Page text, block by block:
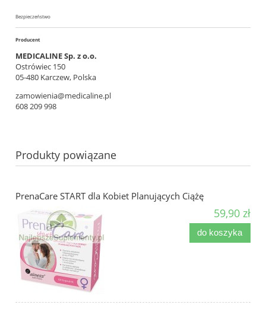
Bezpieczeństwo
Producent
MEDICALINE Sp. z o.o.
Ostrówiec 150
05-480 Karczew, Polska
zamowienia@medicaline.pl
608 209 998
Produkty powiązane
PrenaCare START dla Kobiet Planujących Ciążę
59,90 zł
do koszyka